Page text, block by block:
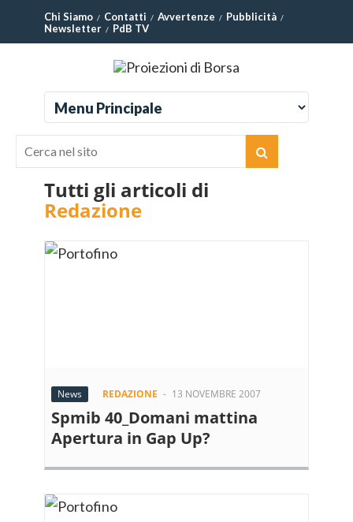
Chi Siamo Contatti Avvertenze
Pubblicità
Newsletter
PdB TV
Tutti gli articoli di
Redazione
News REDAZIONE - 13 NOVEMBRE 2007
Spmib 40_Domani mattina
Apertura in Gap Up?